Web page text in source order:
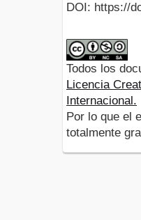
DOI: https://
Todos los
Licencia
Internacional.
Por lo que el
totalmente